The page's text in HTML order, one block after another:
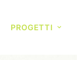
PROGETTI